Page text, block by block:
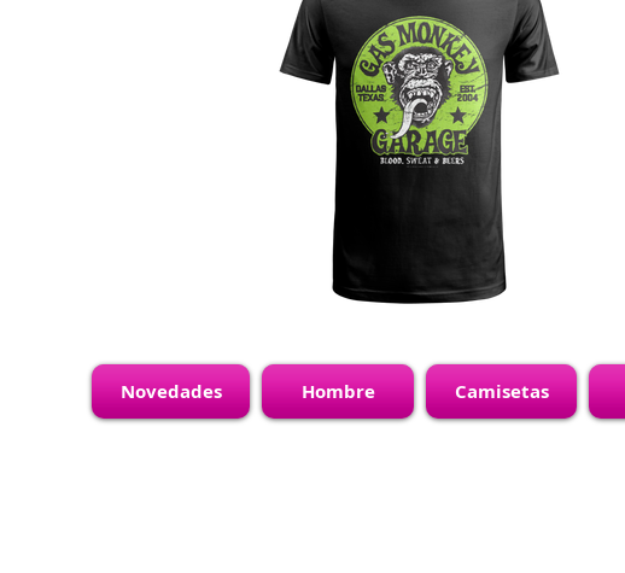
Novedades Hombre Camisetas